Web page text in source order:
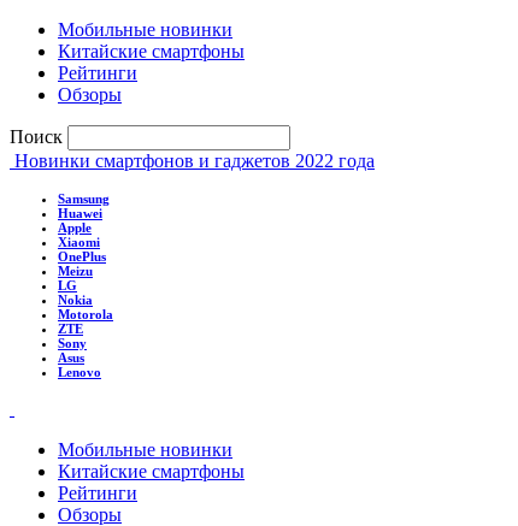
Мобильные новинки
Китайские смартфоны
Рейтинги
Обзоры
Поиск
Новинки смартфонов и гаджетов 2022 года
Samsung
Huawei
Apple
Xiaomi
OnePlus
Meizu
LG
Nokia
Motorola
ZTE
Sony
Asus
Lenovo
Мобильные новинки
Китайские смартфоны
Рейтинги
Обзоры